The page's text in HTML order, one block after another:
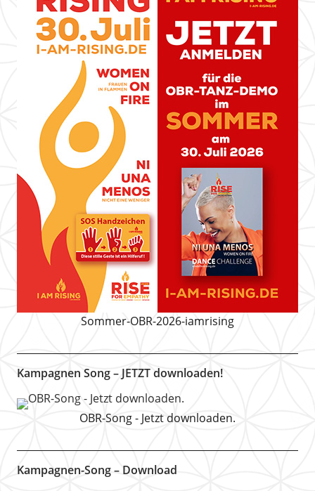
Sommer-OBR-2026-iamrising
Kampagnen Song – JETZT downloaden!
OBR-Song - Jetzt downloaden.
Kampagnen-Song – Download